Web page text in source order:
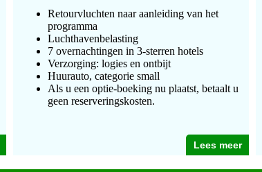
Retourvluchten naar aanleiding van het
programma
Luchthavenbelasting
7 overnachtingen in 3-sterren hotels
Verzorging: logies en ontbijt
Huurauto, categorie small
Als u een optie-boeking nu plaatst, betaalt u
geen reserveringskosten.
Lees meer